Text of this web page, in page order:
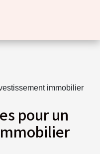
immobilier
pour un